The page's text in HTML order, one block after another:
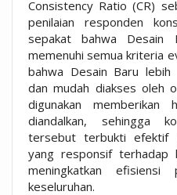
Consistency Ratio (CR)
penilaian responden
sepakat bahwa Desain
memenuhi semua kriteria
bahwa Desain Baru
dan mudah diakses oleh
digunakan
diandalkan, sehingga
tersebut terbukti efektif
yang responsif terhadap
meningkatkan
keseluruhan.